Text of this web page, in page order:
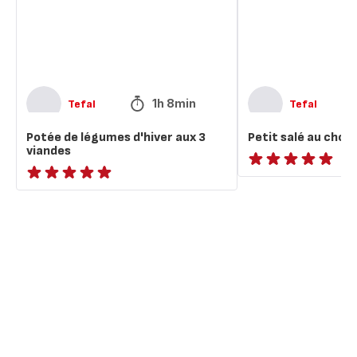
Tefal 1h 8min
Potée de légumes d'hiver aux 3
viandes
ratings.NaN
Tefal
Petit salé au chou
ratings.NaN